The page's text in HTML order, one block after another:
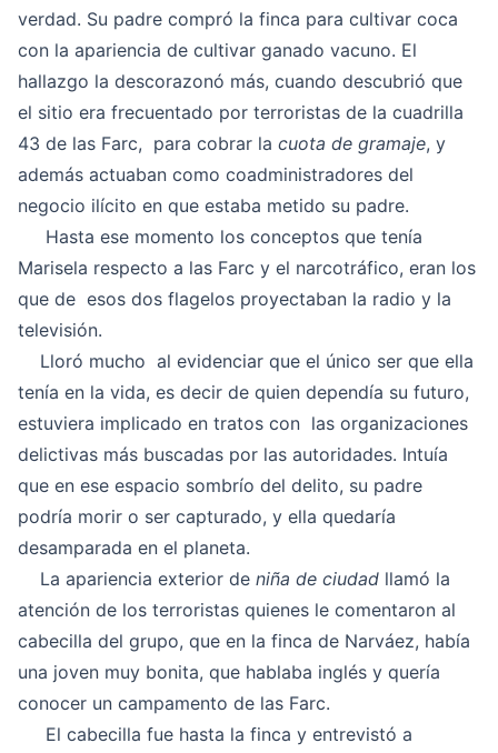
verdad. Su padre compró la finca para cultivar coca
con la apariencia de cultivar ganado vacuno. El
hallazgo la descorazonó más, cuando descubrió que
el sitio era frecuentado por terroristas de la cuadrilla
43 de las Farc, para cobrar la cuota de gramaje, y
además actuaban como coadministradores del
negocio ilícito en que estaba metido su padre.
Hasta ese momento los conceptos que tenía
Marisela respecto a las Farc y el narcotráfico, eran los
que de esos dos flagelos proyectaban la radio y la
televisión.
Lloró mucho al evidenciar que el único ser que ella
tenía en la vida, es decir de quien dependía su futuro,
estuviera implicado en tratos con las organizaciones
delictivas más buscadas por las autoridades. Intuía
que en ese espacio sombrío del delito, su padre
podría morir o ser capturado, y ella quedaría
desamparada en el planeta.
La apariencia exterior de niña de ciudad llamó la
atención de los terroristas quienes le comentaron al
cabecilla del grupo, que en la finca de Narváez, había
una joven muy bonita, que hablaba inglés y quería
conocer un campamento de las Farc.
El cabecilla fue hasta la finca y entrevistó a